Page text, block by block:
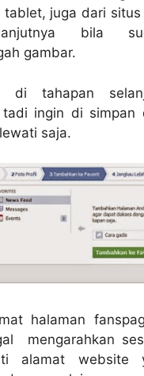
tablet, juga dari
bila
gambar.
di tahapan
tadi ingin di simpan
saja.
halaman
mengarahkan
alamat website